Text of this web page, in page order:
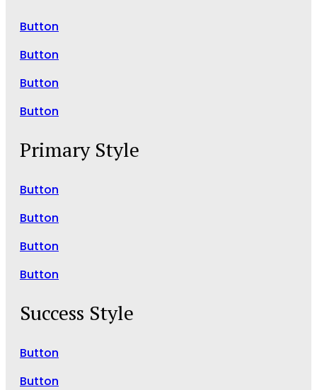
Button
Button
Button
Button
Primary Style
Button
Button
Button
Button
Success Style
Button
Button